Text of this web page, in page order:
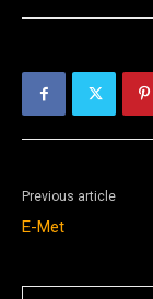
Previous article
E-Met